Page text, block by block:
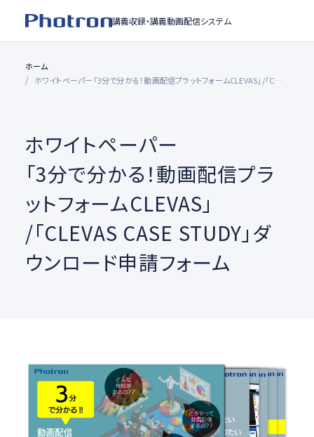
講義収録・講義動画配信システム
ホーム
ホワイトペーパー「3分で分かる！動画配信プラットフォームCLEVAS」/「CLEVAS CASE STUDY」ダウンロード申請フォーム
ホワイトペーパー
「3分で分かる！動画配信プラ
ットフォームCLEVAS」
/「CLEVAS CASE STUDY」ダ
ウンロード申請フォーム